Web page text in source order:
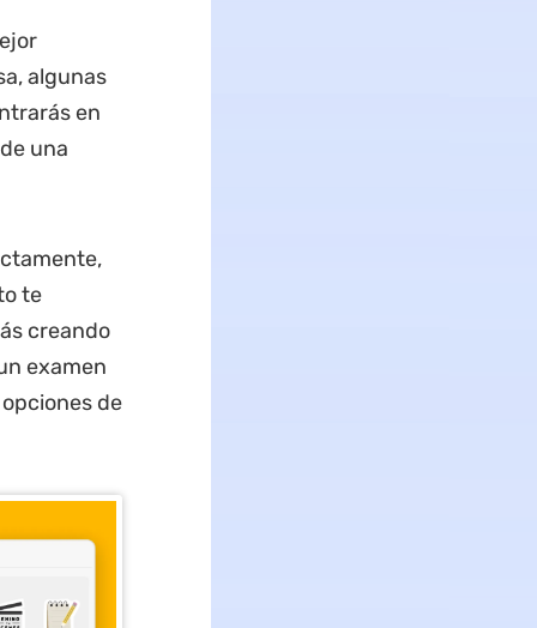
algunas
en
una
te
creando
examen
de